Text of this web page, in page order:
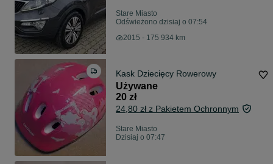
Stare Miasto
Odświeżono dzisiaj o 07:54
2015 - 175 934 km
Kask Dziecięcy Rowerowy
Używane
20 zł
24,80 zł z Pakietem Ochronnym
Stare Miasto
Dzisiaj o 07:47